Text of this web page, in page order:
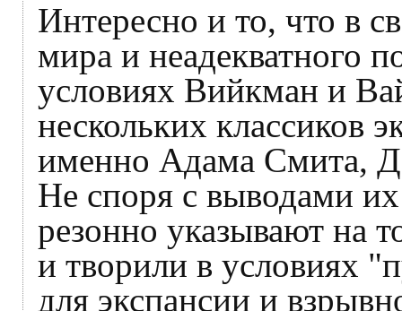
Интересно и то, что в
мира и неадекватного
условиях Вийкман и
нескольких классиков
именно Адама Смита,
Не споря с выводами
резонно указывают на
и творили в условиях
для экспансии и